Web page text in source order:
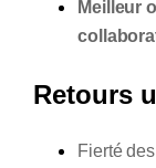
Meilleur
Retours
Fierté